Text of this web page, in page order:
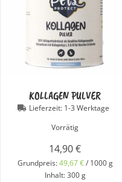
KOLLAGEN PULVER
Lieferzeit: 1-3 Werktage
Vorrätig
14,90€
Grundpreis:49,67€/ 1000 g
Inhalt: 300g